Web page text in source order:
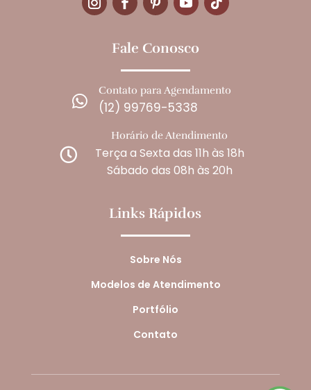
Fale Conosco

Contato para Agendamento
(12) 99769-5338

Horário de Atendimento
Terça a Sexta das 11h às 18h
Sábado das 08h às 20h
Links Rápidos
Sobre Nós
Modelos de Atendimento
Portfólio
Contato